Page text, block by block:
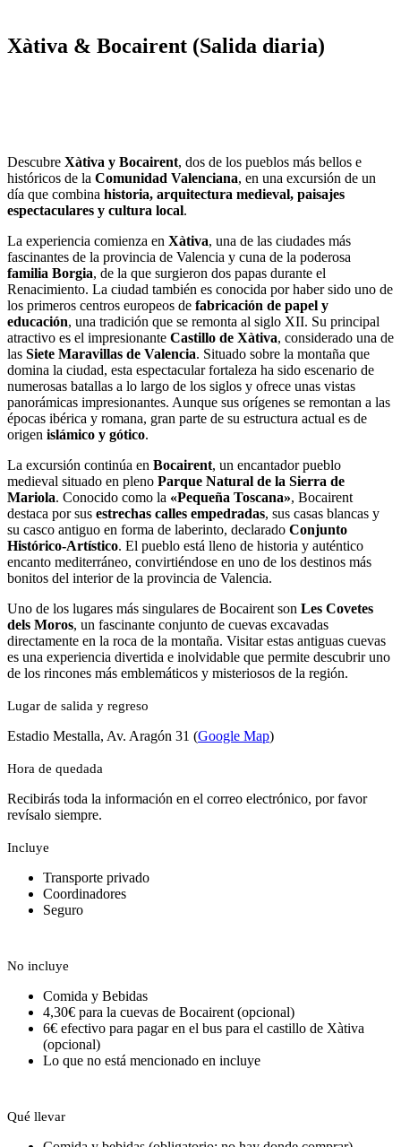
Xàtiva & Bocairent (Salida diaria)
Descubre Xàtiva y Bocairent, dos de los pueblos más bellos e
históricos de la Comunidad Valenciana, en una excursión de un
día que combina historia, arquitectura medieval, paisajes
espectaculares y cultura local.
La experiencia comienza en Xàtiva, una de las ciudades más
fascinantes de la provincia de Valencia y cuna de la poderosa
familia Borgia, de la que surgieron dos papas durante el
Renacimiento. La ciudad también es conocida por haber sido uno de
los primeros centros europeos de fabricación de papel y
educación, una tradición que se remonta al siglo XII. Su principal
atractivo es el impresionante Castillo de Xàtiva, considerado una de
las Siete Maravillas de Valencia. Situado sobre la montaña que
domina la ciudad, esta espectacular fortaleza ha sido escenario de
numerosas batallas a lo largo de los siglos y ofrece unas vistas
panorámicas impresionantes. Aunque sus orígenes se remontan a las
épocas ibérica y romana, gran parte de su estructura actual es de
origen islámico y gótico.
La excursión continúa en Bocairent, un encantador pueblo
medieval situado en pleno Parque Natural de la Sierra de
Mariola. Conocido como la «Pequeña Toscana», Bocairent
destaca por sus estrechas calles empedradas, sus casas blancas y
su casco antiguo en forma de laberinto, declarado Conjunto
Histórico-Artístico. El pueblo está lleno de historia y auténtico
encanto mediterráneo, convirtiéndose en uno de los destinos más
bonitos del interior de la provincia de Valencia.
Uno de los lugares más singulares de Bocairent son Les Covetes
dels Moros, un fascinante conjunto de cuevas excavadas
directamente en la roca de la montaña. Visitar estas antiguas cuevas
es una experiencia divertida e inolvidable que permite descubrir uno
de los rincones más emblemáticos y misteriosos de la región.
Lugar de salida y regreso
Estadio Mestalla, Av. Aragón 31 (Google Map)
Hora de quedada
Recibirás toda la información en el correo electrónico, por favor
revísalo siempre.
Incluye
Transporte privado
Coordinadores
Seguro
No incluye
Comida y Bebidas
4,30€ para la cuevas de Bocairent (opcional)
6€ efectivo para pagar en el bus para el castillo de Xàtiva
(opcional)
Lo que no está mencionado en incluye
Qué llevar